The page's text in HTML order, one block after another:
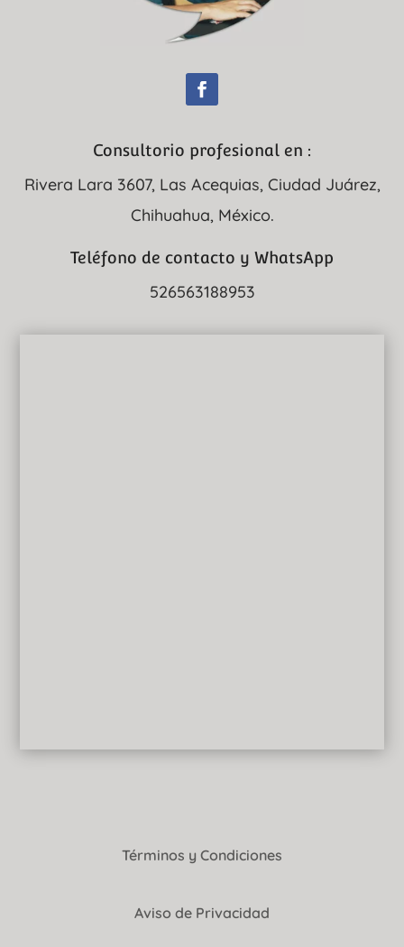
Consultorio profesional en :
Rivera Lara 3607, Las Acequias, Ciudad Juárez,
Chihuahua, México.
Teléfono de contacto y WhatsApp
526563188953
Términos y Condiciones
Aviso de Privacidad